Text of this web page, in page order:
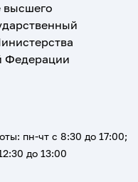
высшего
Федерации
пн-чт с 8:30 до 17:00;
до 13:00